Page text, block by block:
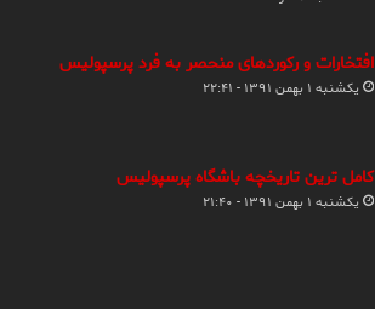
افتخارات و رکوردهای منحصر به فرد پرسپولیس
یکشنبه ۱ بهمن ۱۳۹۱ - ۲۲:۴۱
کامل ترین تاریخچه باشگاه پرسپولیس
یکشنبه ۱ بهمن ۱۳۹۱ - ۲۱:۴۰